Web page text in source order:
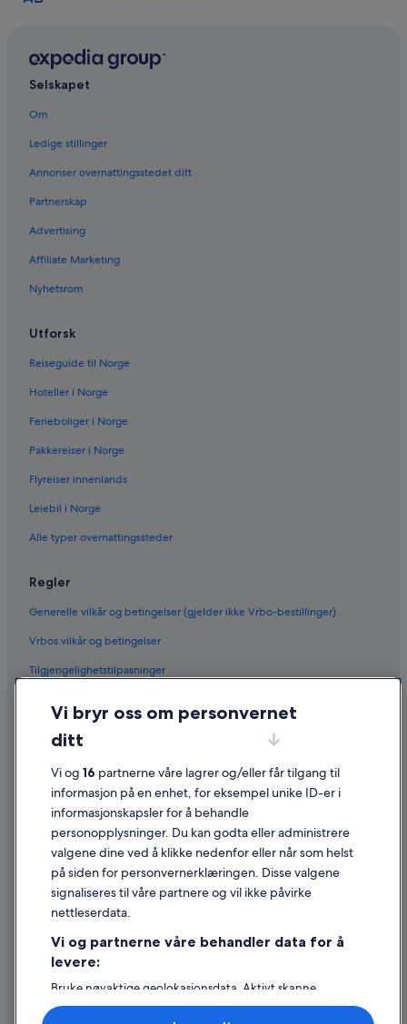
Selskapet
Om
Ledige stillinger
Annonser overnattingsstedet ditt
Partnerskap
Advertising
Affiliate Marketing
Nyhetsrom
Utforsk
Reiseguide til Norge
Hoteller i Norge
Ferieboliger i Norge
Pakkereiser i Norge
Flyreiser innenlands
Leiebil i Norge
Alle typer overnattingssteder
Regler
Generelle vilkår og betingelser (gjelder ikke Vrbo-bestillinger)
Vrbos vilkår og betingelser
Tilgjengelighetstilpasninger
Juridisk informasjon / kontakt oss
Retningslinjer for innhold og rapportering av innhold
Hjelp
Kontakt oss
Avbestille eller endre bestillingen
Refusjonsprosessen og tidsrammer for refusjon
Internasjonale reisedokumenter
Vi bryr oss om personvernet
ditt
Vi og 16 partnerne våre lagrer og/eller får tilgang til
informasjon på en enhet, for eksempel unike ID-er i
informasjonskapsler for å behandle
personopplysninger. Du kan godta eller administrere
valgene dine ved å klikke nedenfor eller når som helst
på siden for personvernerklæringen. Disse valgene
signaliseres til våre partnere og vil ikke påvirke
nettleserdata.
Vi og partnerne våre behandler data for å
levere:
Bruke nøyaktige geolokasjonsdata. Aktivt skanne
enhetsegenskaper for identifikasjon. Lagre og/eller få
tilgang til informasjon på en enhet. Personlig tilpasset